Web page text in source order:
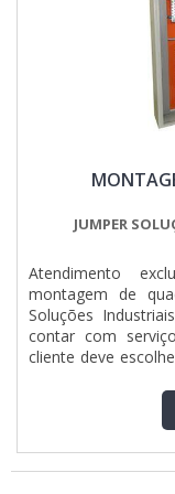
departamento
capacidade para
isso para garantir
painel elétrico
maneiras
competência,
atuação. A Jumper
personalizado;
falamos em
produtos e
comprometimento
outros motivos
Industriais é uma
quando se trata
eletromecânicas e
tudo que há de
para cada
as melhores
JUMPER
Atendimento
montagem de
Soluções
contar com
cliente deve
ramo.DETALHES
ENERGIAQuem